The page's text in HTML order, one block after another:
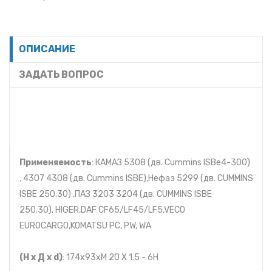
ОПИСАНИЕ
ЗАДАТЬ ВОПРОС
Применяемость: КАМАЗ 5308 (дв. Cummins ISBe4-300)
, 4307 4308 (дв. Cummins ISBE),Нефаз 5299 (дв. CUMMINS
ISBE 250.30) ,ПАЗ 3203 3204 (дв. CUMMINS ISBE
250.30), HIGER,DAF CF65/LF45/LF5,VECO
EUROCARGО,KOMATSU PC, PW, WA
(Н х Д х d): 174x93xM 20 X 1.5 - 6H